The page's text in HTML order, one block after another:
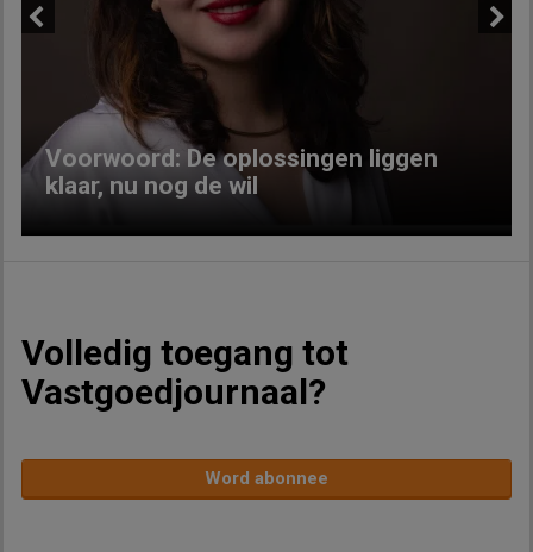
Voorwoord: De oplossingen liggen
klaar, nu nog de wil
Volledig toegang tot
Vastgoedjournaal?
Word abonnee